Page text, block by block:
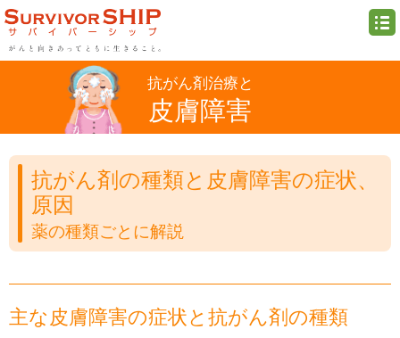
抗がん剤治療と
皮膚障害
抗がん剤の種類と皮膚障害の症状、
原因
薬の種類ごとに解説
主な皮膚障害の症状と抗がん剤の種類